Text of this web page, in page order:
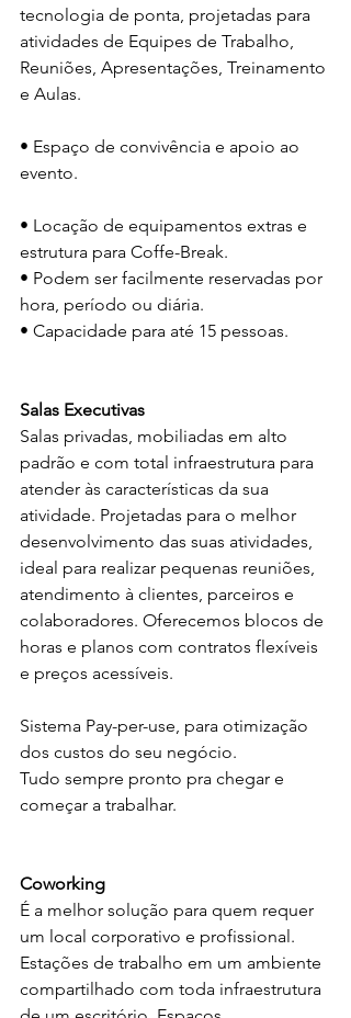
tecnologia de ponta, projetadas para
atividades de Equipes de Trabalho,
Reuniões, Apresentações, Treinamento
e Aulas.
• Espaço de convivência e apoio ao
evento.
• Locação de equipamentos extras e
estrutura para Coffe-Break.
• Podem ser facilmente reservadas por
hora, período ou diária.
• Capacidade para até 15 pessoas.
Salas Executivas
Salas privadas, mobiliadas em alto
padrão e com total infraestrutura para
atender às características da sua
atividade. Projetadas para o melhor
desenvolvimento das suas atividades,
ideal para realizar pequenas reuniões,
atendimento à clientes, parceiros e
colaboradores. Oferecemos blocos de
horas e planos com contratos flexíveis
e preços acessíveis.
Sistema Pay-per-use, para otimização
dos custos do seu negócio.
Tudo sempre pronto pra chegar e
começar a trabalhar.
Coworking
É a melhor solução para quem requer
um local corporativo e profissional.
Estações de trabalho em um ambiente
compartilhado com toda infraestrutura